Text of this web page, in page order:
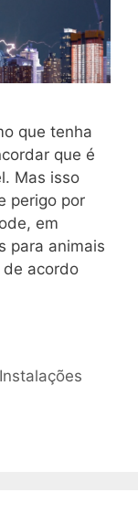
que tenha
que é
Mas isso
perigo por
em
para animais
de acordo
Instalações